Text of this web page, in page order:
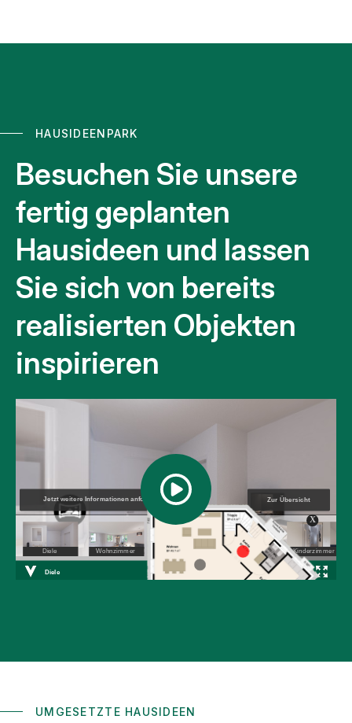
HAUSIDEENPARK
Besuchen Sie unsere
fertig geplanten
Hausideen und lassen
Sie sich von bereits
realisierten Objekten
inspirieren
UMGESETZTE HAUSIDEEN